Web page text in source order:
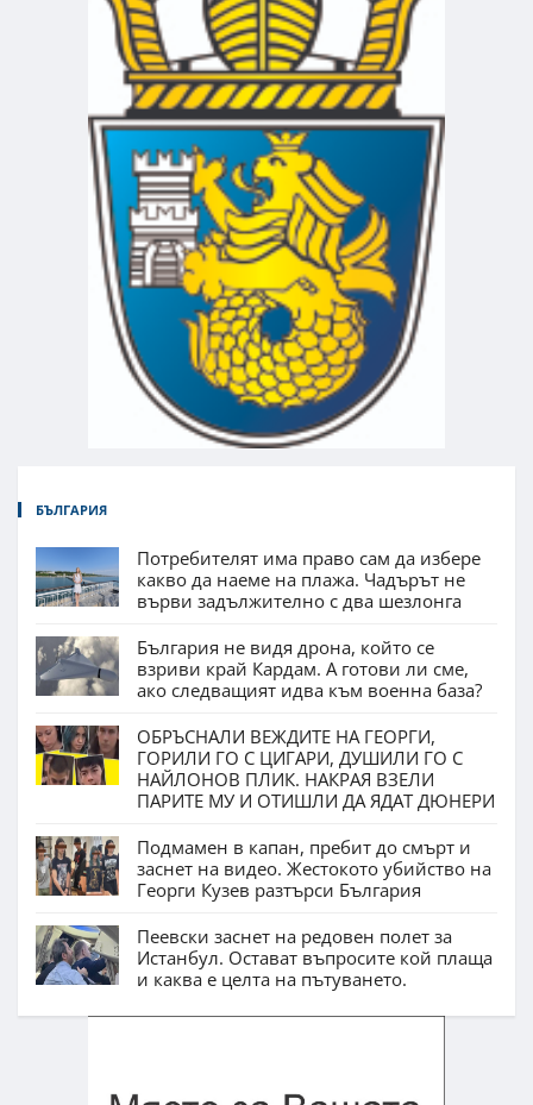
БЪЛГАРИЯ
Потребителят има право сам да избере
какво да наеме на плажа. Чадърът не
върви задължително с два шезлонга
България не видя дрона, който се
взриви край Кардам. А готови ли сме,
ако следващият идва към военна база?
ОБРЪСНАЛИ ВЕЖДИТЕ НА ГЕОРГИ,
ГОРИЛИ ГО С ЦИГАРИ, ДУШИЛИ ГО С
НАЙЛОНОВ ПЛИК. НАКРАЯ ВЗЕЛИ
ПАРИТЕ МУ И ОТИШЛИ ДА ЯДАТ ДЮНЕРИ
Подмамен в капан, пребит до смърт и
заснет на видео. Жестокото убийство на
Георги Кузев разтърси България
Пеевски заснет на редовен полет за
Истанбул. Остават въпросите кой плаща
и каква е целта на пътуването.